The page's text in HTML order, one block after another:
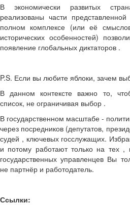
В экономически развитых
реализованы части
полном комплексе (или её
исторических особенностей)
появление глобальных диктаторов .
P.S. Если вы любите яблоки, зачем
В данном контексте важно то,
список, не ограничивая выбор .
В государственном масштабе -
через посредников (депутатов,
судей , ключевых госслужащих.
и потому работают только на тех ,
государственных управленцев Вы
не партнёр и работодатель.
Ссылки: